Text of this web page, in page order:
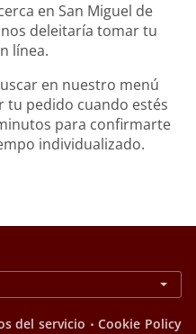
en San Miguel de
deleitaría tomar tu
línea.
en nuestro menú
tu pedido cuando estés
para confirmarte
individualizado.
del servicio . Cookie Policy